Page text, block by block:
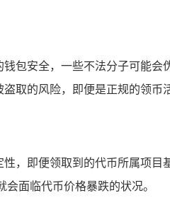
包安全，一些不法分子可能
取的风险，即便是正规的领
，即便领取到的代币所属项
面临代币价格暴跌的状况。